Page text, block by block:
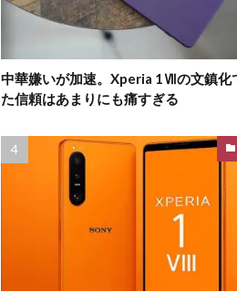
中華嫌いが加速。Xperia 1Ⅶの文鎮化
た信頼はあまりにも痛すぎる